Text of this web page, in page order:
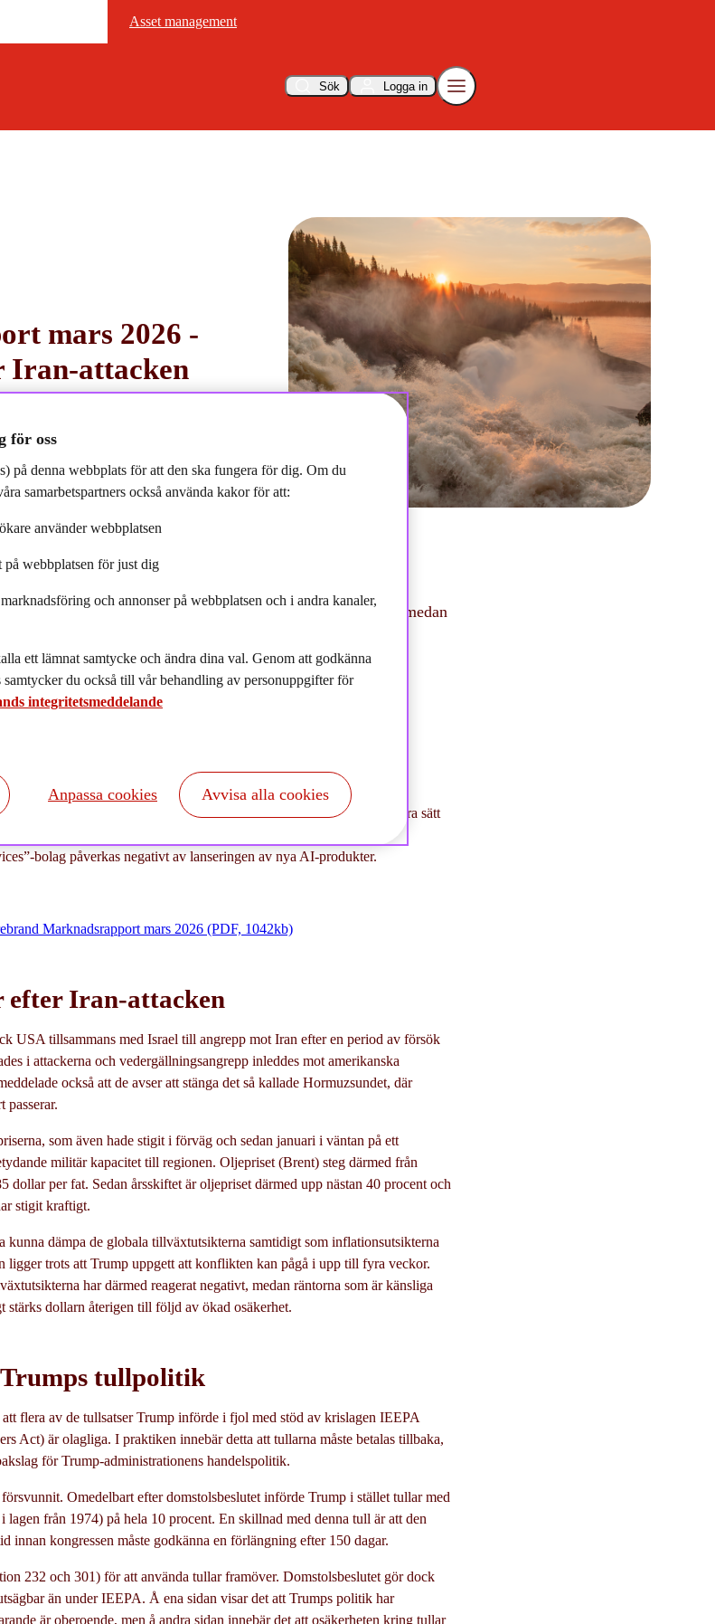
Asset management
Sök Logga in
Asset management
mars 2026 -
Iran-attacken
ökning av olje- och gaspriserna. Aktiemarknaderna faller, medan
mars.
kan du bland annat läsa om:
efter attacken mot Iran. Aktiemarknaderna faller, medan räntor och
att tullsatserna Trump införde i fjol var olagliga, men Trump hittar andra sätt
bolag påverkas negativt av lanseringen av nya AI-produkter.
Marknadsrapport mars 2026 (PDF, 1042kb)
efter Iran-attacken
USA tillsammans med Israel till angrepp mot Iran efter en period av försök
i attackerna och vedergällningsangrepp inleddes mot amerikanska
också att de avser att stänga det så kallade Hormuzsundet, där
passerar.
som även hade stigit i förväg och sedan januari i väntan på ett
militär kapacitet till regionen. Oljepriset (Brent) steg därmed från
per fat. Sedan årsskiftet är oljepriset därmed upp nästan 40 procent och
stigit kraftigt.
dämpa de globala tillväxtutsikterna samtidigt som inflationsutsikterna
ligger trots att Trump uppgett att konflikten kan pågå i upp till fyra veckor.
har därmed reagerat negativt, medan räntorna som är känsliga
dollarn återigen till följd av ökad osäkerhet.
tullpolitik
flera av de tullsatser Trump införde i fjol med stöd av krislagen IEEPA
Act) är olagliga. I praktiken innebär detta att tullarna måste betalas tillbaka,
för Trump-administrationens handelspolitik.
Omedelbart efter domstolsbeslutet införde Trump i stället tullar med
lagen från 1974) på hela 10 procent. En skillnad med denna tull är att den
innan kongressen måste godkänna en förlängning efter 150 dagar.
232 och 301) för att använda tullar framöver. Domstolsbeslutet gör dock
än under IEEPA. Å ena sidan visar det att Trumps politik har
är oberoende, men å andra sidan innebär det att osäkerheten kring tullar
för oss
på denna webbplats för att den ska fungera för dig. Om du
samarbetspartners också använda kakor för att:
använder webbplatsen
på webbplatsen för just dig
och annonser på webbplatsen och i andra kanaler,
ett lämnat samtycke och ändra dina val. Genom att godkänna
du också till vår behandling av personuppgifter för
integritetsmeddelande
Anpassa cookies Avvisa alla cookies